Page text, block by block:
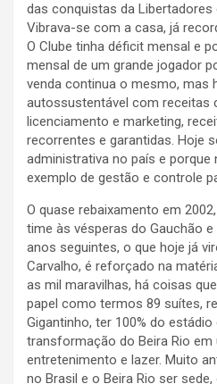
das conquistas da Libertadores
Vibrava-se com a casa, já
O Clube tinha déficit mensal e
mensal de um grande jogador
venda continua o mesmo, mas
autossustentável com receitas
licenciamento e marketing,
recorrentes e garantidas. Hoje
administrativa no país e
exemplo de gestão e controle
O quase rebaixamento em
time às vésperas do Gauchão
anos seguintes, o que hoje já
Carvalho, é reforçado na
as mil maravilhas, há coisas
papel como termos 89 suítes,
Gigantinho, ter 100% do
transformação do Beira Rio em
entretenimento e lazer. Muito
no Brasil e o Beira Rio ser